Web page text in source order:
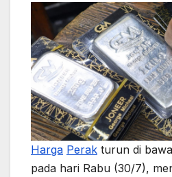
Harga Perak turun di
pada hari Rabu (30/7),